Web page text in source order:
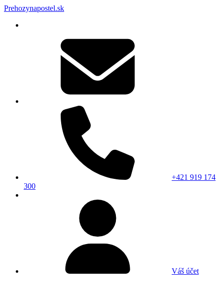
Prehozynapostel.sk
+421 919 174
300
Váš účet